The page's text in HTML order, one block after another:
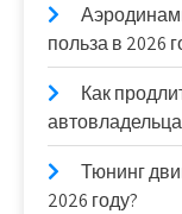
польза в 2026
Как
Тюнинг
2026 году?